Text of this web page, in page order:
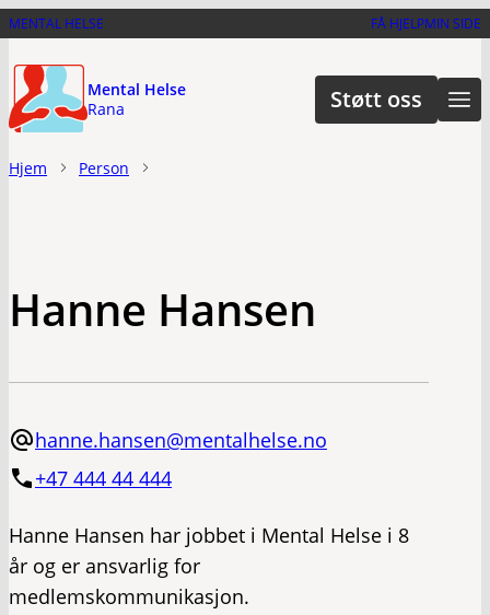
Hopp
hovedinnhold
MENTAL HELSE FÅ HJELPMIN SIDE
Mental Helse
Rana
Støtt oss
Hjem Person
Hanne Hansen
hanne.hansen@mentalhelse.no
+47 444 44 444
Hanne Hansen har jobbet i Mental Helse i 8
år og er ansvarlig for
medlemskommunikasjon.